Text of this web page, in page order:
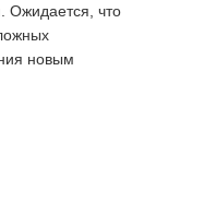
Ожидается, что
новым